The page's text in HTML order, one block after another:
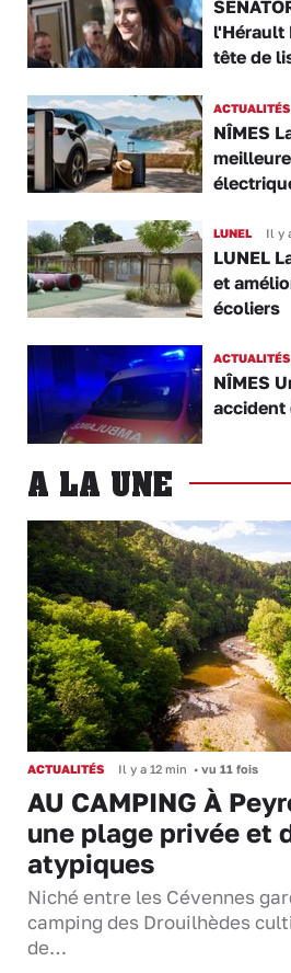
l'Hérault
tête de
ACTUALITÉS
NÎMES
LUNEL Il y
LUNEL
et
écoliers
ACTUALITÉS
NÎMES
A LA UNE
ACTUALITÉS Il y a 12 min • vu 11 fois
AU CAMPING À
une plage privée et
atypiques
Niché entre les Cévennes
camping des Drouilhèdes
de…